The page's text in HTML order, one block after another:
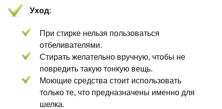
Уход:
При стирке нельзя пользоваться
отбеливателями.
Стирать желательно вручную, чтобы не
повредить такую тонкую вещь.
Моющие средства стоит использовать
только те, что предназначены именно для
шелка.